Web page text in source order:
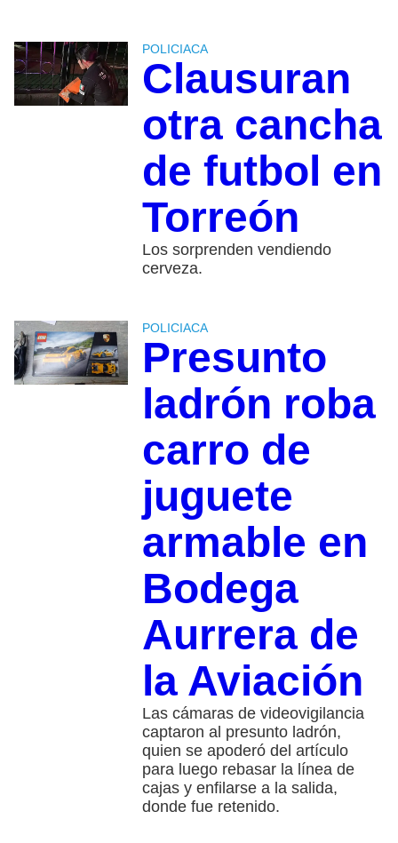
POLICIACA
Clausuran
otra cancha
de futbol en
Torreón
Los sorprenden vendiendo
cerveza.
POLICIACA
Presunto
ladrón roba
carro de
juguete
armable en
Bodega
Aurrera de
la Aviación
Las cámaras de videovigilancia
captaron al presunto ladrón,
quien se apoderó del artículo
para luego rebasar la línea de
cajas y enfilarse a la salida,
donde fue retenido.